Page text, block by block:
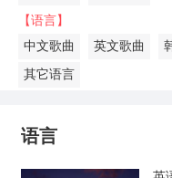
【语言】
中文歌曲
英文歌曲
其它语言
语言